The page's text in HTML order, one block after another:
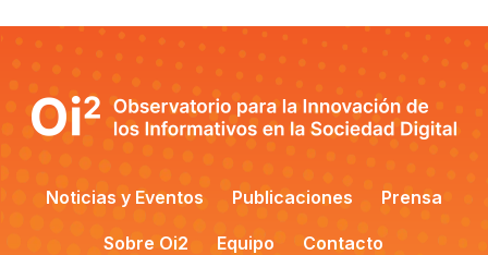
Noticias y Eventos Publicaciones Prensa
Sobre Oi2 Equipo Contacto